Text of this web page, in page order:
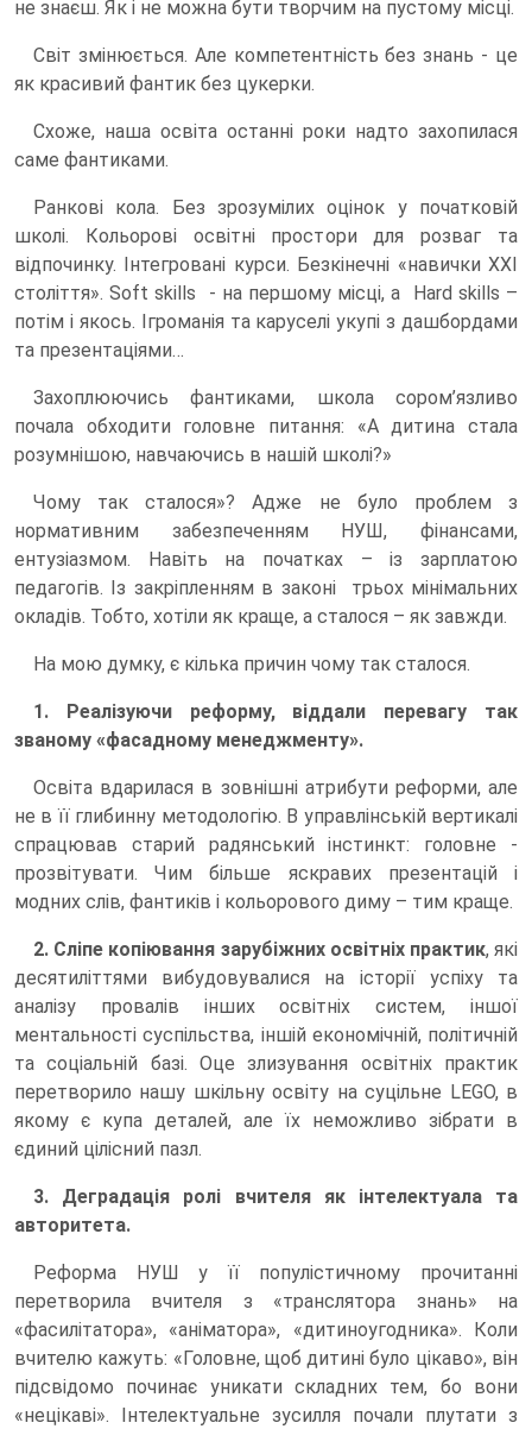
не знаєш. Як і не можна бути творчим на пустому місці.
Світ змінюється. Але компетентність без знань - це
як красивий фантик без цукерки.
Схоже, наша освіта останні роки надто захопилася
саме фантиками.
Ранкові кола. Без зрозумілих оцінок у початковій
школі. Кольорові освітні простори для розваг та
відпочинку. Інтегровані курси. Безкінечні «навички XXI
століття». Soft skills - на першому місці, а Hard skills –
потім і якось. Ігроманія та каруселі укупі з дашбордами
та презентаціями…
Захоплюючись фантиками, школа сором’язливо
почала обходити головне питання: «А дитина стала
розумнішою, навчаючись в нашій школі?»
Чому так сталося»? Адже не було проблем з
нормативним забезпеченням НУШ, фінансами,
ентузіазмом. Навіть на початках – із зарплатою
педагогів. Із закріпленням в законі трьох мінімальних
окладів. Тобто, хотіли як краще, а сталося – як завжди.
На мою думку, є кілька причин чому так сталося.
1. Реалізуючи реформу, віддали перевагу так
званому «фасадному менеджменту».
Освіта вдарилася в зовнішні атрибути реформи, але
не в її глибинну методологію. В управлінській вертикалі
спрацював старий радянський інстинкт: головне -
прозвітувати. Чим більше яскравих презентацій і
модних слів, фантиків і кольорового диму – тим краще.
2. Сліпе копіювання зарубіжних освітніх практик, які
десятиліттями вибудовувалися на історії успіху та
аналізу провалів інших освітніх систем, іншої
ментальності суспільства, іншій економічній, політичній
та соціальній базі. Оце злизування освітніх практик
перетворило нашу шкільну освіту на суцільне LEGO, в
якому є купа деталей, але їх неможливо зібрати в
єдиний цілісний пазл.
3. Деградація ролі вчителя як інтелектуала та
авторитета.
Реформа НУШ у її популістичному прочитанні
перетворила вчителя з «транслятора знань» на
«фасилітатора», «аніматора», «дитиноугодника». Коли
вчителю кажуть: «Головне, щоб дитині було цікаво», він
підсвідомо починає уникати складних тем, бо вони
«нецікаві». Інтелектуальне зусилля почали плутати з